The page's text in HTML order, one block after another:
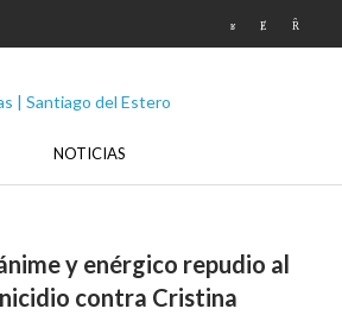
NOTICIAS
y enérgico repudio al
contra Cristina